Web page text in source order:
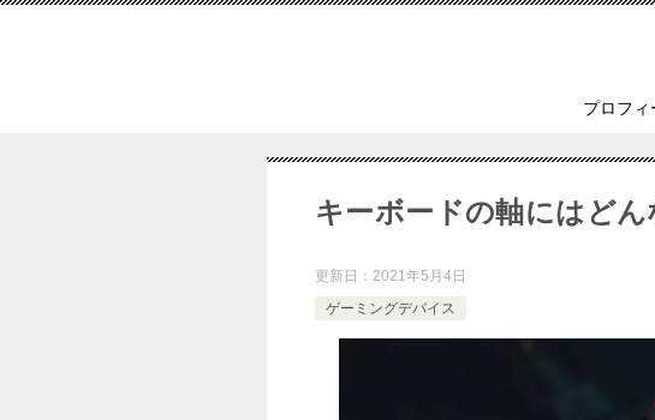
プロフィ
キーボードの軸にはど
更新日： 2021年5月4日
ゲーミングデバイス